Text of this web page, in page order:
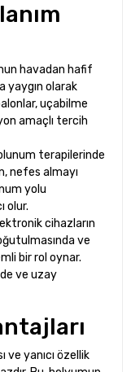
havadan hafif
yaygın olarak
uçabilme
amaçlı tercih
terapilerinde
nefes almayı
yolu
olur.
cihazların
ve
bir rol oynar.
ve uzay
ve yanıcı özellik